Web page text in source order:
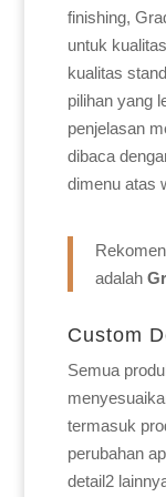
finishing,
untuk
kualitas
pilihan yang
penjelasan
dibaca
dimenu atas
adalah
Custom
Semua
termasuk
perubahan
detail2